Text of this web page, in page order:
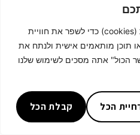
אנחנו משתמשים בקבצי עוגיות (cookies) כדי לשפר את חוויית
תוכן מותאמים אישית ולנתח את
הכול" אתה מסכים לשימוש שלנו
הכל קבלת הכל